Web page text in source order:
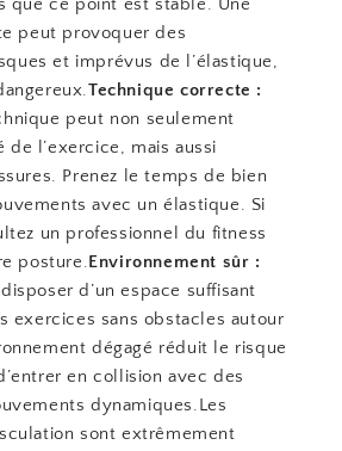
que ce point est stable. Une
peut provoquer des
et imprévus de l’élastique,
Technique correcte :
peut non seulement
de l’exercice, mais aussi
Prenez le temps de bien
avec un élastique. Si
un professionnel du fitness
posture.Environnement sûr :
d’un espace suffisant
exercices sans obstacles autour
dégagé réduit le risque
en collision avec des
dynamiques.Les
sont extrêmement